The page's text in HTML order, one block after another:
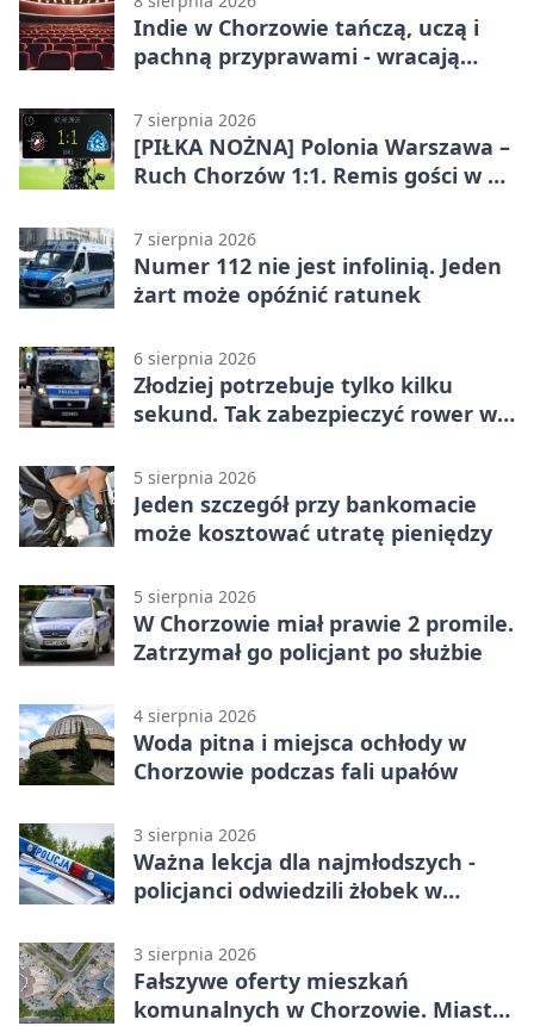
Indie w Chorzowie tańczą, uczą i
pachną przyprawami - wracają
7 sierpnia 2026
[PIŁKA NOŻNA] Polonia Warszawa –
Ruch Chorzów 1:1. Remis gości w 3.
7 sierpnia 2026
Numer 112 nie jest infolinią. Jeden
żart może opóźnić ratunek
6 sierpnia 2026
Złodziej potrzebuje tylko kilku
sekund. Tak zabezpieczyć rower w
5 sierpnia 2026
Jeden szczegół przy bankomacie
może kosztować utratę pieniędzy
5 sierpnia 2026
W Chorzowie miał prawie 2 promile.
Zatrzymał go policjant po służbie
4 sierpnia 2026
Woda pitna i miejsca ochłody w
Chorzowie podczas fali upałów
3 sierpnia 2026
Ważna lekcja dla najmłodszych -
policjanci odwiedzili żłobek w
3 sierpnia 2026
Fałszywe oferty mieszkań
komunalnych w Chorzowie. Miasto